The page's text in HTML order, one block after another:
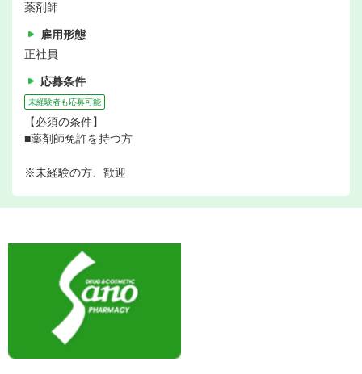
薬剤師
雇用形態
正社員
応募条件
未経験者も応募可能
【必須の条件】
■薬剤師免許を持つ方
※未経験の方、歓迎